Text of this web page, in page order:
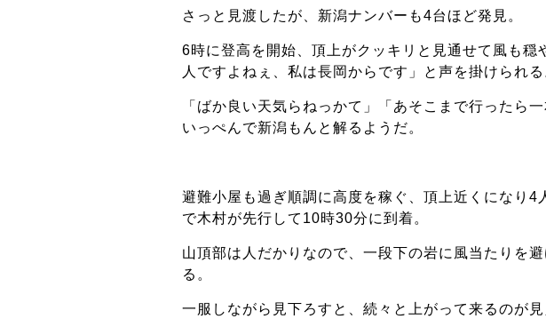
さっと見渡したが、新潟ナンバーも4台ほど発見。
6時に登高を開始、頂上がクッキリと見通せて風も
人ですよねぇ、私は長岡からです」と声を掛けられる
「ばか良い天気らねっかて」「あそこまで行ったら
いっぺんで新潟もんと解るようだ。
避難小屋も過ぎ順調に高度を稼ぐ、頂上近くになり
で木村が先行して10時30分に到着。
山頂部は人だかりなので、一段下の岩に風当たりを
る。
一服しながら見下ろすと、続々と上がって来るのが